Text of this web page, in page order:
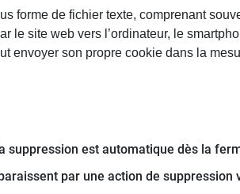
forme de fichier texte, comprenant
le site web vers l’ordinateur, le
envoyer son propre cookie dans la
suppression est automatique dès la
par une action de suppression